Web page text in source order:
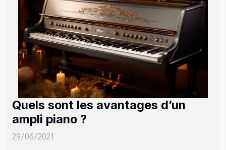
Quels sont les avantages d’un
ampli piano ?
29/06/2021